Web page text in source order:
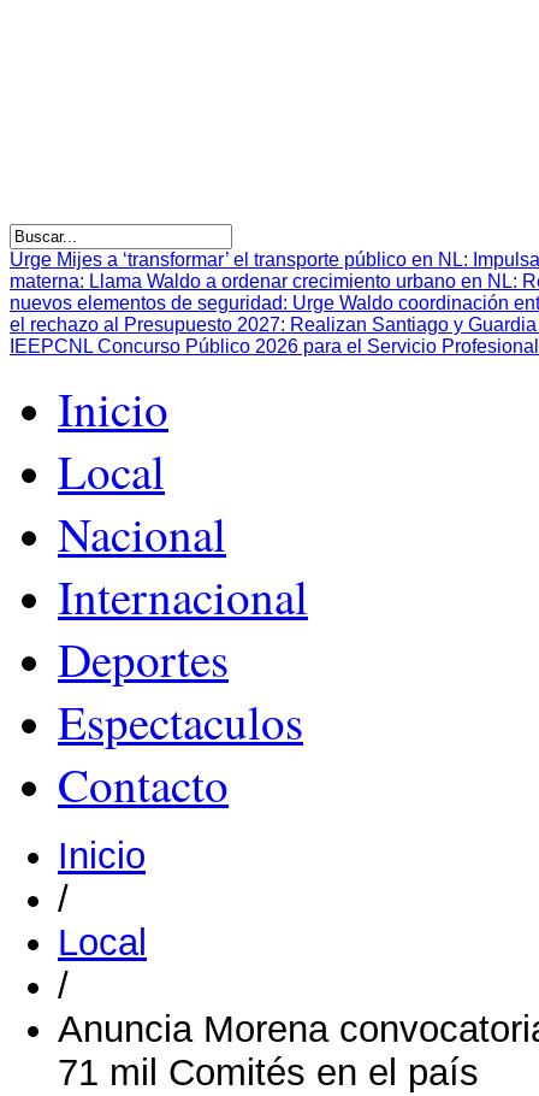
Urge Mijes a ‘transformar’ el transporte público en NL:
materna: Llama Waldo a ordenar crecimiento urbano en NL:
nuevos elementos de seguridad: Urge Waldo coordinación
el rechazo al Presupuesto 2027: Realizan Santiago y
IEEPCNL Concurso Público 2026 para el Servicio
Inicio
Local
Nacional
Internacional
Deportes
Espectaculos
Contacto
Inicio
/
Local
/
Anuncia Morena
71 mil Comités en el país